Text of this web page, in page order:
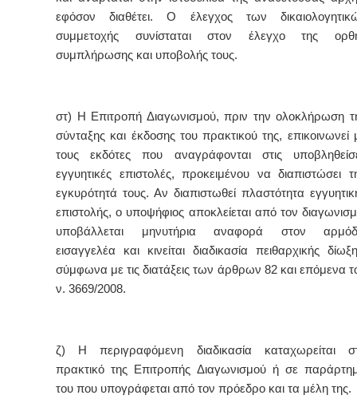
εφόσον διαθέτει. Ο έλεγχος των
συμμετοχής συνίσταται στον έλεγχο της
συμπλήρωσης και υποβολής τους.
στ) Η Επιτροπή Διαγωνισμού, πριν την ολοκλήρωση
σύνταξης και έκδοσης του πρακτικού της, επικοινωνεί
τους εκδότες που αναγράφονται στις
εγγυητικές επιστολές, προκειμένου να διαπιστώσει
εγκυρότητά τους. Αν διαπιστωθεί πλαστότητα
επιστολής, ο υποψήφιος αποκλείεται από τον
υποβάλλεται μηνυτήρια αναφορά στον
εισαγγελέα και κινείται διαδικασία πειθαρχικής
σύμφωνα με τις διατάξεις των άρθρων 82 και επόμενα
ν. 3669/2008.
ζ) Η περιγραφόμενη διαδικασία καταχωρείται
πρακτικό της Επιτροπής Διαγωνισμού ή σε
του που υπογράφεται από τον πρόεδρο και τα μέλη της.